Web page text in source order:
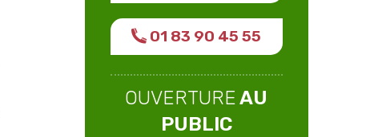
01 83 90 45 55
OUVERTUREAU
PUBLIC